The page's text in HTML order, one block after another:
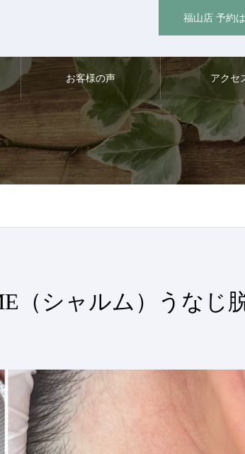
福山店 予約
お客様の声 アクセ
（シャルム）うなじ